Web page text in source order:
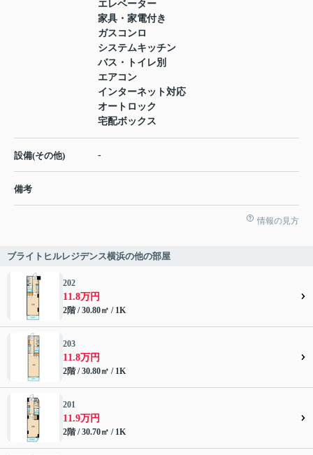
エレベーター
家具・家電付き
ガスコンロ
システムキッチン
バス・トイレ別
エアコン
インターネット対応
オートロック
宅配ボックス
設備(その他) -
備考
情報の見方
ブライトヒルレジデンス横浜の他の部屋
202
11.8万円
2階 / 30.80㎡ / 1K
203
11.8万円
2階 / 30.80㎡ / 1K
201
11.9万円
2階 / 30.70㎡ / 1K